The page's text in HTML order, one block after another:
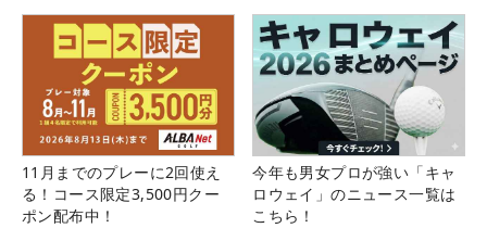
11月までのプレーに2回使え
る！コース限定3,500円クー
ポン配布中！
今年も男女プロが強い「キャ
ロウェイ」のニュース一覧は
こちら！